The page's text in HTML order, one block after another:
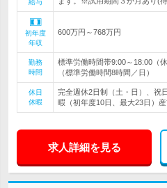
給与
初年度
年収
600万円～768万円
勤務
時間
標準労働時間帯9:00～18:00（
（標準労働時間8時間／日）
休日
休暇
完全週休2日制（土・日）、祝
暇（初年度10日、最大23日）
求人詳細を見る